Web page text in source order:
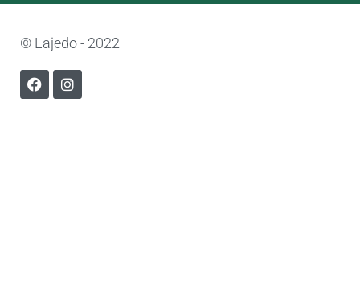
© Lajedo - 2022